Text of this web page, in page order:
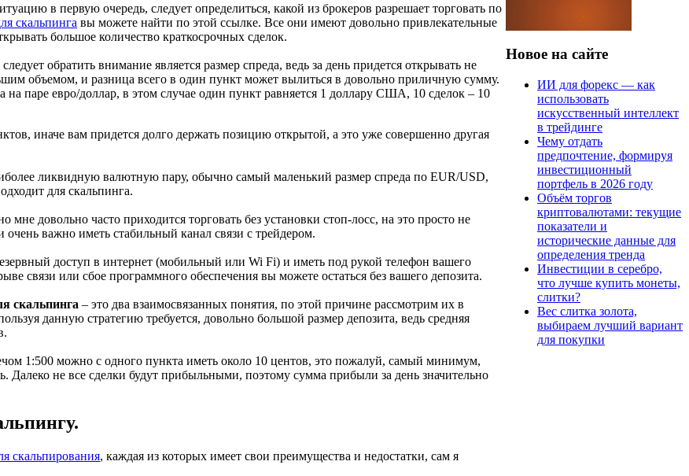
в первую очередь, следует определиться, какой из брокеров разрешает торговать по
скальпинга вы можете найти по этой ссылке. Все они имеют довольно привлекательные
большое количество краткосрочных сделок.
обратить внимание является размер спреда, ведь за день придется открывать не
объемом, и разница всего в один пункт может вылиться в довольно приличную сумму.
на паре евро/доллар, в этом случае один пункт равняется 1 доллару США, 10 сделок – 10
иначе вам придется долго держать позицию открытой, а это уже совершенно другая
ликвидную валютную пару, обычно самый маленький размер спреда по EUR/USD,
для скальпинга.
мне довольно часто приходится торговать без установки стоп-лосс, на это просто не
очень важно иметь стабильный канал связи с трейдером.
доступ в интернет (мобильный или Wi Fi) и иметь под рукой телефон вашего
связи или сбое программного обеспечения вы можете остаться без вашего депозита.
скальпинга – это два взаимосвязанных понятия, по этой причине рассмотрим их в
данную стратегию требуется, довольно большой размер депозита, ведь средняя
1:500 можно с одного пункта иметь около 10 центов, это пожалуй, самый минимум,
Далеко не все сделки будут прибыльными, поэтому сумма прибыли за день значительно
скальпирования, каждая из которых имеет свои преимущества и недостатки, сам я
Новое на сайте
ИИ для форекс — как
использовать
искусственный интеллект
в трейдинге
Чему отдать
предпочтение, формируя
инвестиционный
портфель в 2026 году
Объём торгов
криптовалютами: текущие
показатели и
исторические данные для
определения тренда
Инвестиции в серебро,
что лучше купить монеты,
слитки?
Вес слитка золота,
выбираем лучший вариант
для покупки